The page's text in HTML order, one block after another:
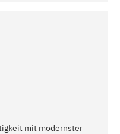
mit modernster